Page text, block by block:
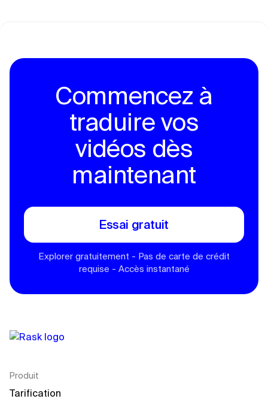
Commencez à
traduire vos
vidéos dès
maintenant
Essai gratuit
Explorer gratuitement - Pas de carte de crédit
requise - Accès instantané
Produit
Tarification